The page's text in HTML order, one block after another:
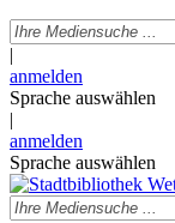
|
anmelden
Sprache auswählen
|
anmelden
Sprache auswählen